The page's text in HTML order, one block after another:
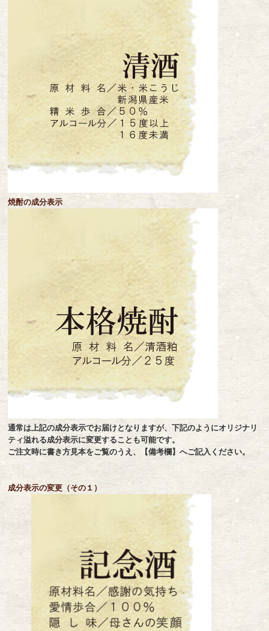
焼酎の成分表示
通常は上記の成分表示でお届けとなりますが、下記のようにオリジナリ
ティ溢れる成分表示に変更することも可能です。
ご注文時に書き方見本をご覧のうえ、【備考欄】へご記入ください。
成分表示の変更（その１）